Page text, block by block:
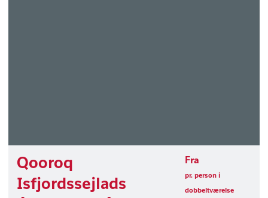
Qooroq
Isfjordssejlads
Fra
pr. person i
dobbeltværelse